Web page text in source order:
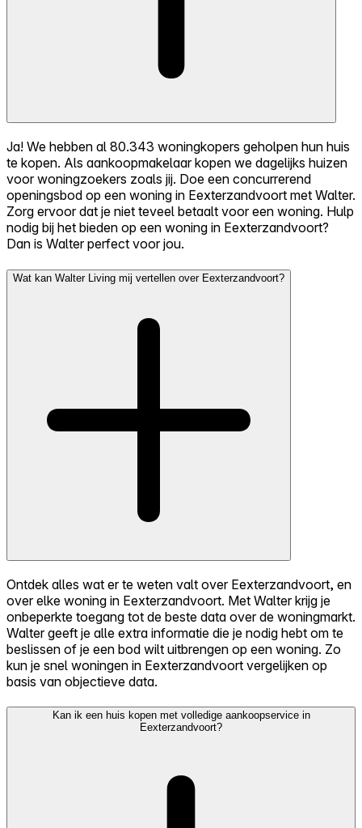
Ja! We hebben al 80.343 woningkopers geholpen hun huis
te kopen. Als aankoopmakelaar kopen we dagelijks huizen
voor woningzoekers zoals jij. Doe een concurrerend
openingsbod op een woning in Eexterzandvoort met Walter.
Zorg ervoor dat je niet teveel betaalt voor een woning. Hulp
nodig bij het bieden op een woning in Eexterzandvoort?
Dan is Walter perfect voor jou.
Wat kan Walter Living mij vertellen over Eexterzandvoort?
Ontdek alles wat er te weten valt over Eexterzandvoort, en
over elke woning in Eexterzandvoort. Met Walter krijg je
onbeperkte toegang tot de beste data over de woningmarkt.
Walter geeft je alle extra informatie die je nodig hebt om te
beslissen of je een bod wilt uitbrengen op een woning. Zo
kun je snel woningen in Eexterzandvoort vergelijken op
basis van objectieve data.
Kan ik een huis kopen met volledige aankoopservice in
Eexterzandvoort?